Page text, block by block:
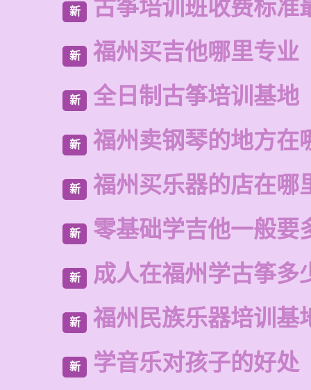
新 古筝培训班收费标准
新 福州买吉他哪里专业
新 全日制古筝培训基地
新 福州卖钢琴的地方在
新 福州买乐器的店在哪
新 零基础学吉他一般要
新 成人在福州学古筝多
新 福州民族乐器培训基
新 学音乐对孩子的好处